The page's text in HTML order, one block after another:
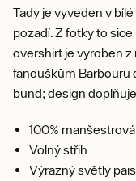
Tady je vyveden v
pozadí. Z fotky to
overshirt je vyroben
fanouškům Barbouru
bund; design
100%
Volný střih
Výrazný světlý